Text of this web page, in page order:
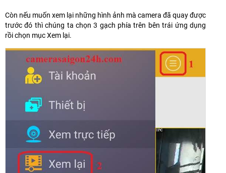
Còn nếu muốn xem lại những hình ảnh mà camera đã quay được
trước đó thì chúng ta chọn 3 gạch phía trên bên trái ứng dụng
rồi chọn mục Xem lại.